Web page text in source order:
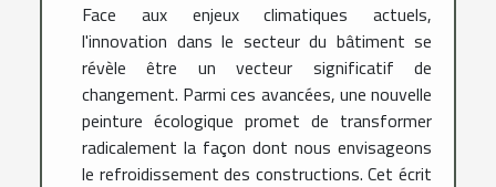
Face aux enjeux climatiques actuels,
l'innovation dans le secteur du bâtiment se
révèle être un vecteur significatif de
changement. Parmi ces avancées, une nouvelle
peinture écologique promet de transformer
radicalement la façon dont nous envisageons
le refroidissement des constructions. Cet écrit